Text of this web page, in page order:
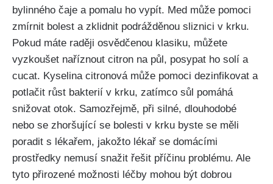
bylinného čaje a pomalu ho ‍vypít. Med může pomoci
zmírnit bolest ‌a‍ zklidnit ‍podrážděnou sliznici v krku.
Pokud máte raději osvědčenou klasiku, můžete
vyzkoušet‍ naříznout citron ⁢na půl,‌ posypat ho solí ⁣a
cucat.‍ Kyselina‍ citronová může pomoci dezinfikovat a
potlačit růst bakterií‍ v krku, zatímco sůl pomáhá
snižovat otok. ‍Samozřejmě, ⁢při silné, dlouhodobé
nebo‍ se ⁤zhoršující⁢ se bolesti v⁢ krku ‍byste‌ se⁣ měli
poradit s lékařem, jakožto⁣ lékař ⁣se domácími⁢
prostředky nemusí snažit ⁤řešit příčinu problému. Ale
tyto přirozené možnosti‌ léčby mohou být dobrou‍